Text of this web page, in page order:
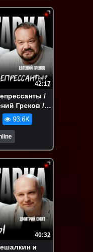
42:17
/
Греков /
Online
93.6K
40:32
и